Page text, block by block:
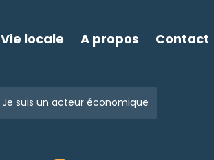
Vie locale A propos Contact
Je suis un acteur économique